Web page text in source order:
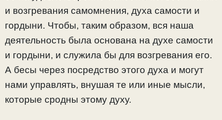
и возгревания самомнения, духа самости и
гордыни. Чтобы, таким образом, вся наша
деятельность была основана на духе самости
и гордыни, и служила бы для возгревания его.
А бесы через посредство этого духа и могут
нами управлять, внушая те или иные мысли,
которые сродны этому духу.